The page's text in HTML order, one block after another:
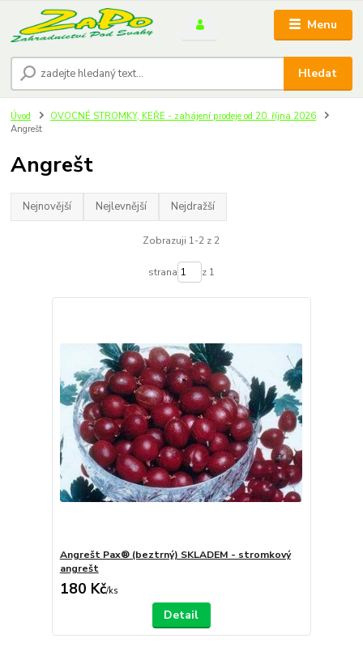
Menu
Hledat
Úvod
OVOCNÉ STROMKY, KEŘE - zahájení prodeje od 20. října 2026
Angrešt
Angrešt
Nejnovější Nejlevnější Nejdražší
Zobrazuji 1-2 z 2
strana z 1
Angrešt Pax® (beztrný) SKLADEM - stromkový
angrešt
180 Kč/ks
Detail